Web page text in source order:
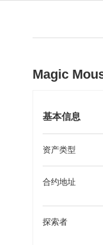
Magic
基本信息
资产类型
合约地址
探索者